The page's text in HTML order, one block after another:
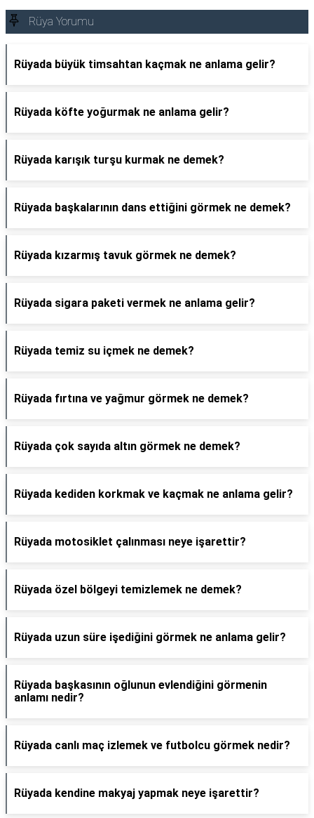
Rüya Yorumu
Rüyada büyük timsahtan kaçmak ne anlama gelir?
Rüyada köfte yoğurmak ne anlama gelir?
Rüyada karışık turşu kurmak ne demek?
Rüyada başkalarının dans ettiğini görmek ne demek?
Rüyada kızarmış tavuk görmek ne demek?
Rüyada sigara paketi vermek ne anlama gelir?
Rüyada temiz su içmek ne demek?
Rüyada fırtına ve yağmur görmek ne demek?
Rüyada çok sayıda altın görmek ne demek?
Rüyada kediden korkmak ve kaçmak ne anlama gelir?
Rüyada motosiklet çalınması neye işarettir?
Rüyada özel bölgeyi temizlemek ne demek?
Rüyada uzun süre işediğini görmek ne anlama gelir?
Rüyada başkasının oğlunun evlendiğini görmenin
anlamı nedir?
Rüyada canlı maç izlemek ve futbolcu görmek nedir?
Rüyada kendine makyaj yapmak neye işarettir?